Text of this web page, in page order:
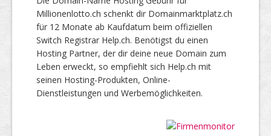
Millionenlotto.ch schenkt dir Domainmarktplatz.ch
für 12 Monate ab Kaufdatum beim offiziellen
Switch Registrar Help.ch. Benötigst du einen
Hosting Partner, der dir deine neue Domain zum
Leben erweckt, so empfiehlt sich Help.ch mit
seinen Hosting-Produkten, Online-
Dienstleistungen und Werbemöglichkeiten.